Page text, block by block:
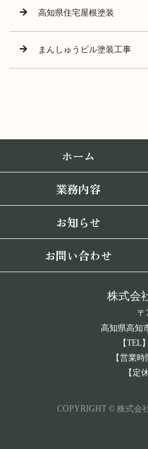
高知県住宅屋根塗装
まんしゅうビル塗装工事
ホーム
業務内容
お知らせ
お問い合わせ
株式会
〒
高知県高知
【TEL】
【営業
【定
COPYRIGHT © 株式会